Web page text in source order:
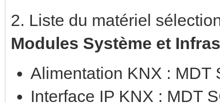
2. Liste du matériel
Modules Système et
Alimentation KNX : MDT
Interface IP KNX : MDT